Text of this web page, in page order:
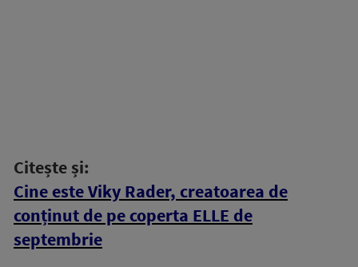
Citește și:
Cine este Viky Rader, creatoarea de
conținut de pe coperta ELLE de
septembrie